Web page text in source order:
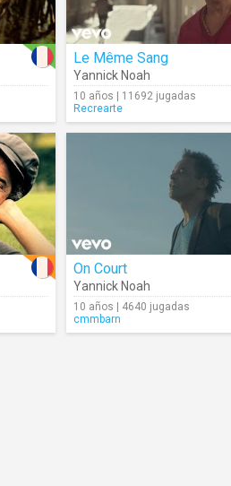
Le Même Sang
Yannick Noah
10 años | 11692 jugadas
Recrearte
On Court
Yannick Noah
10 años | 4640 jugadas
cmmbarn